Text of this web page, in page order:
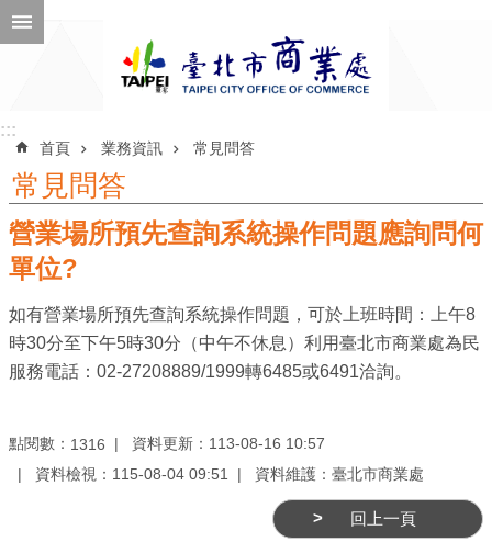
跳到主要內容區塊
公
告
息
機
紹
::::::
首頁 業務資訊 常見問答
常見問答
營業場所預先查詢系統操作問題應詢問何
單位?
如有營業場所預先查詢系統操作問題，可於上班時間：上午8
時30分至下午5時30分（中午不休息）利用臺北市商業處為民
服務電話：02-27208889/1999轉6485或6491洽詢。
點閱數： 1316
資料更新：113-08-16 10:57
資料檢視：115-08-04 09:51
資料維護：臺北市商業處
回上一頁